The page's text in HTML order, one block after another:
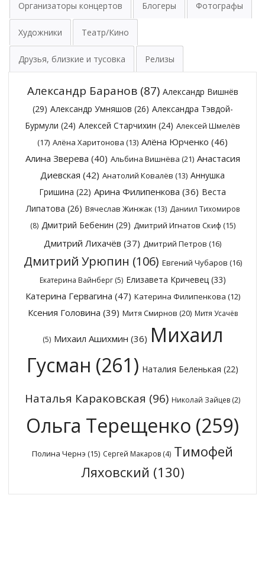
Организаторы концертов Блогеры Фотографы
Художники Театр/Кино
Друзья, близкие и тусовка Релизы
Александр Баранов(87) Александр Вишнёв
(29) Александр Умняшов (26) Александра Тэвдой-
Бурмули (24) Алексей Старчихин (24) Алексей Шмелёв
(17) Алёна Харитонова (13) Алёна Юрченко (46)
Алина Зверева (40) Альбина Вишнёва (21) Анастасия
Диевская (42) Анатолий Ковалёв (13) Аннушка
Гришина (22) Арина Филипенкова (36) Веста
Липатова (26) Вячеслав Жинжак (13) Даниил Тихомиров
(8) Дмитрий Бебенин (29) Дмитрий Игнатов Скиф (15)
Дмитрий Лихачёв (37) Дмитрий Петров (16)
Дмитрий Урюпин (106) Евгений Чубаров (16)
Екатерина Вайнберг(5) Елизавета Кричевец(33)
Катерина Гервагина (47) Катерина Филипенкова (12)
Ксения Головина (39) Митя Смирнов (20) Митя Усачёв
(5) Михаил Ашихмин (36) Михаил
Гусман (261) Наталия Беленькая (22)
Наталья Караковская (96) Николай Зайцев (2)
Ольга Терещенко (259)
Полина Чернэ (15) Сергей Макаров (4) Тимофей
Ляховский (130)